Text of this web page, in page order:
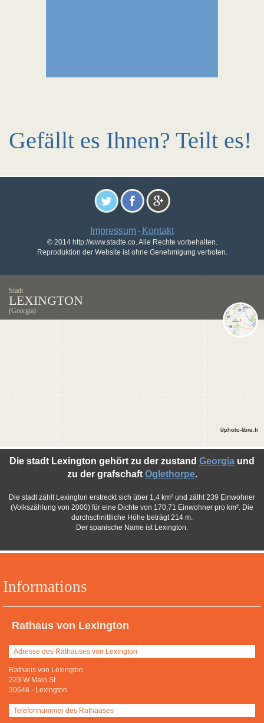
Gefällt es Ihnen? Teilt es!
Impressum - Kontakt
© 2014 http://www.stadte.co. Alle Rechte vorbehalten.
Reproduktion der Website ist ohne Genehmigung verboten.
Stadt
LEXINGTON
(Georgia)
Informations
Rathaus von Lexington
Adresse des Rathauses von Lexington
Rathaus von Lexington
223 W Main St
30648 - Lexington
Telefonnummer des Rathauses
Die stadt Lexington gehört zu der zustand Georgia und
zu der grafschaft Oglethorpe.
Die stadt zählt Lexington erstreckt sich über 1,4 km² und zälht 239 Einwohner
(Volkszählung von 2000) für eine Dichte von 170,71 Einwohner pro km². Die
durchschnittliche Höhe beträgt 214 m.
Der spanische Name ist Lexington.
©photo-libre.fr